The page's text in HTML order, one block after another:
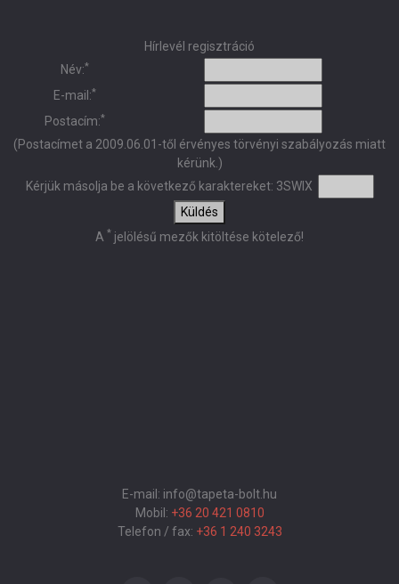
Hírlevél regisztráció
Név:*
E-mail:*
Postacím:*
(Postacímet a 2009.06.01-től érvényes törvényi szabályozás miatt
kérünk.)
Kérjük másolja be a következő karaktereket: 3SWIX
Küldés
A * jelölésű mezők kitöltése kötelező!
E-mail: info@tapeta-bolt.hu
Mobil: +36 20 421 0810
Telefon / fax: +36 1 240 3243